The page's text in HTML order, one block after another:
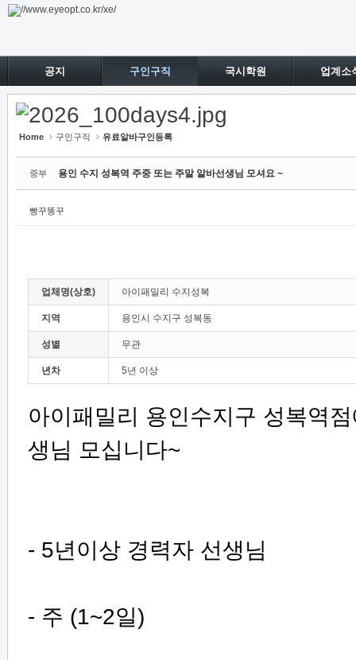
공지 구인구직 국시학원 업계소
Home 구인구직 유료알바구인등록
중부 용인 수지 성복역 주중 또는 주말 알바선생님 모셔요 ~
빵꾸똥꾸
업체명(상호) 아이패밀리 수지성복
지역 용인시 수지구 성복동
성별 무관
년차 5년 이상
아이패밀리 용인수지구 성복역
생님 모십니다~
- 5년이상 경력자 선생님
- 주 (1~2일)